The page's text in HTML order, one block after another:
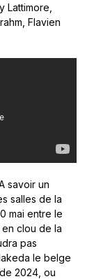
Lattimore,
Flavien
savoir un
salles de la
mai entre le
clou de la
pas
le belge
2024, ou